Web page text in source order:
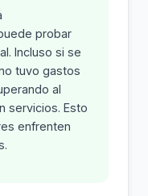
probar
Incluso si se
tuvo gastos
al
servicios. Esto
enfrenten